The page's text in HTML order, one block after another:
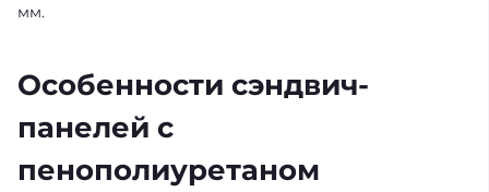
мм.
Особенности сэндвич-
панелей с
пенополиуретаном